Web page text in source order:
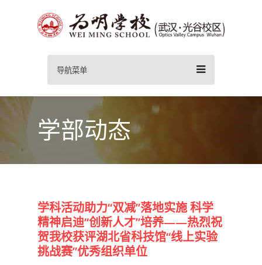
导航菜单
学部动态
学科活动助力“双减”落地实施 科学
精神启迪“创新人才”培养——热烈祝
贺我校获评湖北省科技馆“线上实验
挑战赛”优秀组织单位